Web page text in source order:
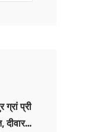
ग्रां प्री
दीवार